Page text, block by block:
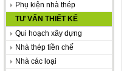
Phụ kiện nhà thép
TƯ VẤN THIẾT KẾ
Qui hoạch xây dựng
Nhà thép tiền chế
Nhà các loại